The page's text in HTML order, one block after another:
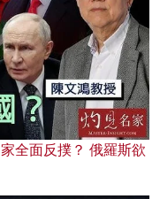
全面反撲？ 俄羅斯欲